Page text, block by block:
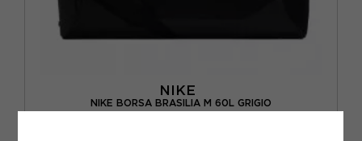
NIKE
NIKE BORSA BRASILIA M 60L GRIGIO